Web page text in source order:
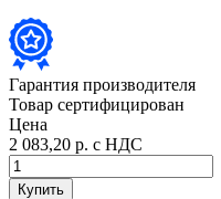
Гарантия производителя
Товар сертифицирован
Цена
2 083,20 р. с НДС
Купить